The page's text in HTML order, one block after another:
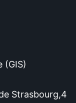
(GIS)
Strasbourg,4